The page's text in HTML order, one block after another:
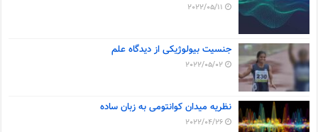
2022/05/11
جنسیت بیولوژیکی از دیدگاه علم
2022/05/02
نظریه میدان کوانتومی به زبان ساده
2022/04/26